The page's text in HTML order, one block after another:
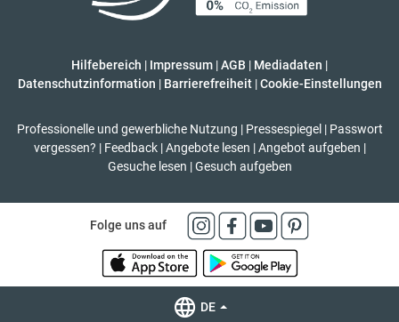
Hilfebereich | Impressum |AGB | Mediadaten |
Datenschutzinformation | Barrierefreiheit | Cookie-Einstellungen
Professionelle und gewerbliche Nutzung | Pressespiegel | Passwort
vergessen? | Feedback | Angebote lesen | Angebot aufgeben |
Gesuche lesen | Gesuch aufgeben
Folge uns auf
DE